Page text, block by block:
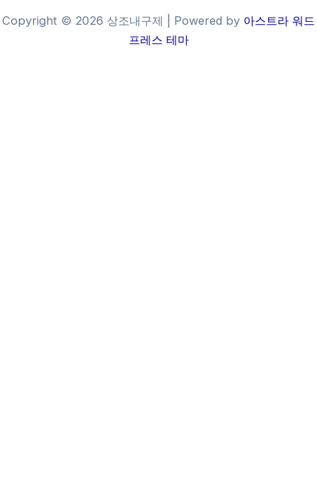
Copyright © 2026 상조내구제 | Powered by 아스트라 워드
프레스 테마